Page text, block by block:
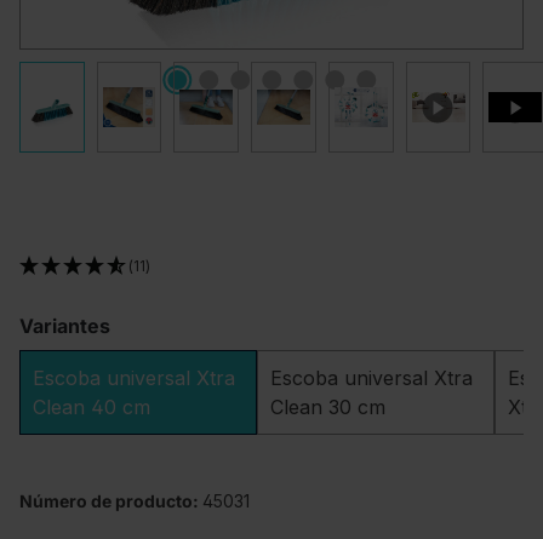
(11)
Variantes
Escoba universal Xtra
Clean 40 cm
Escoba universal Xtra
Clean 30 cm
Número de producto: 45031